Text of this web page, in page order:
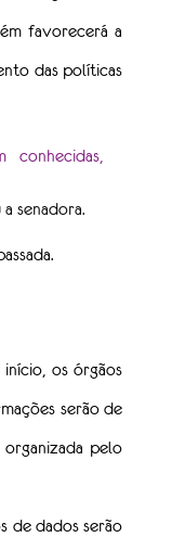
favorecerá a
das políticas
senadora.
os órgãos
serão de
pelo
de dados serão